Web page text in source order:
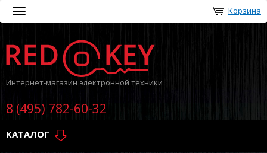
Toggle
navigation
Корзина
Интернет-магазин электронной техники
8 (495) 782-60-32
КАТАЛОГ